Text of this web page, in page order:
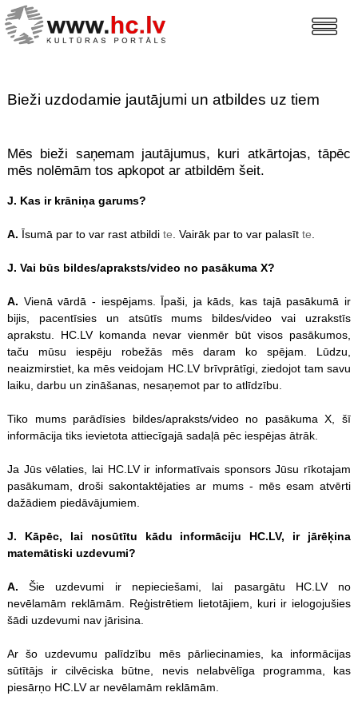
Bieži uzdodamie jautājumi un atbildes uz tiem
Mēs bieži saņemam jautājumus, kuri atkārtojas, tāpēc
mēs nolēmām tos apkopot ar atbildēm šeit.
J. Kas ir krāniņa garums?
A. Īsumā par to var rast atbildi te . Vairāk par to var palasīt te
J. Vai būs bildes/apraksts/video no pasākuma X?
A. Vienā vārdā - iespējams. Īpaši, ja kāds, kas tajā pasākumā ir
bijis, pacentīsies un atsūtīs mums bildes/video vai uzrakstīs
aprakstu. HC.LV komanda nevar vienmēr būt visos pasākumos,
taču mūsu iespēju robežās mēs daram ko spējam. Lūdzu,
neaizmirstiet, ka mēs veidojam HC.LV brīvprātīgi, ziedojot tam savu
laiku, darbu un zināšanas, nesaņemot par to atlīdzību.
Tiko mums parādīsies bildes/apraksts/video no pasākuma X, šī
informācija tiks ievietota attiecīgajā sadaļā pēc iespējas ātrāk.
Ja Jūs vēlaties, lai HC.LV ir informatīvais sponsors Jūsu rīkotajam
pasākumam, droši sakontaktējaties ar mums - mēs esam atvērti
dažādiem piedāvājumiem.
J. Kāpēc, lai nosūtītu kādu informāciju HC.LV, ir jārēķina
matemātiski uzdevumi?
A. Šie uzdevumi ir nepieciešami, lai pasargātu HC.LV no
nevēlamām reklāmām. Reģistrētiem lietotājiem, kuri ir ielogojušies
šādi uzdevumi nav jārisina.
Ar šo uzdevumu palīdzību mēs pārliecinamies, ka informācijas
sūtītājs ir cilvēciska būtne, nevis nelabvēlīga programma, kas
piesārņo HC.LV ar nevēlamām reklāmām.